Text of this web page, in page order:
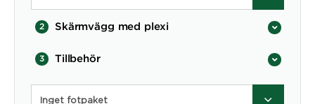
2 Skärmvägg med plexi
3 Tillbehör
Inget fotpaket